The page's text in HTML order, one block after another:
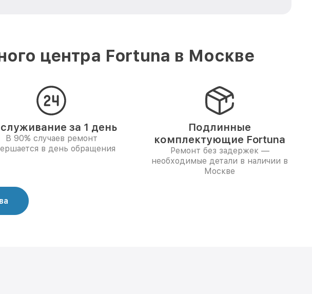
центра Fortuna в Москве
за 1 день
В 90% случаев ремонт
в день обращения
Подлинные
комплектующие Fortuna
Ремонт без задержек —
необходимые детали в наличии в
Москве